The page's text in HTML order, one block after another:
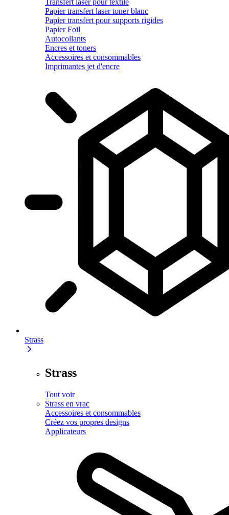
Papier transfert laser toner blanc
Papier transfert pour supports rigides
Papier Foil
Autocollants
Encres et toners
Accessoires et consommables
Imprimantes jet d'encre
Strass
Strass
Tout voir
Strass en vrac
Accessoires et consommables
Créez vos propres designs
Applicateurs